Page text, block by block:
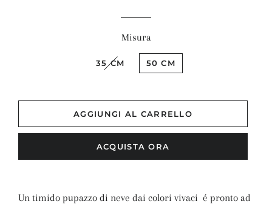
Misura
35 CM 50 CM
AGGIUNGI AL CARRELLO
ACQUISTA ORA
Un timido pupazzo di neve dai colori vivaci é pronto ad